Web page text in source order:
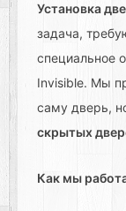
Установка
задача,
специальное
Invisible. Мы
саму дверь,
скрытых
Как мы